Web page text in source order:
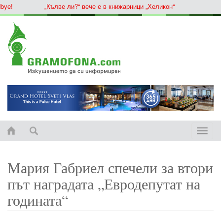
„Кълве ли?“ вече е в книжарници „Хеликон“
Toggle
Мария Габриел спечели за втори
път наградата „Евродепутат на
годината“